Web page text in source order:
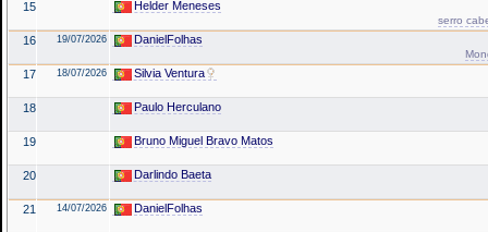
15 Helder Meneses
serro
16 19/07/2026 DanielFolhas
17 18/07/2026 Silvia Ventura
18 Paulo Herculano
19 Bruno Miguel Bravo Matos
20 Darlindo Baeta
21 14/07/2026 DanielFolhas